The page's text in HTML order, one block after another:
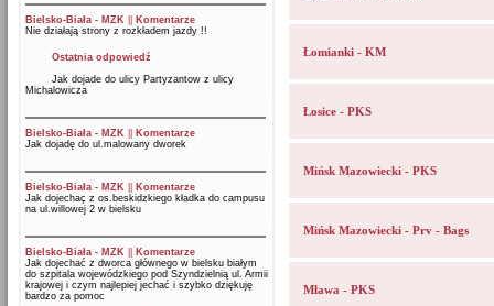
Bielsko-Biała - MZK
Komentarze
Nie działają strony z rozkładem jazdy !!
Ostatnia odpowiedź
Jak dojade do ulicy Partyzantow z ulicy
Michalowicza
Bielsko-Biała - MZK
Komentarze
Jak dojadę do ul.malowany dworek
Bielsko-Biała - MZK
Komentarze
Jak dojechaç z os.beskidzkiego kładka do campusu
na ul.willowej 2 w bielsku
Bielsko-Biała - MZK
Komentarze
Jak dojechać z dworca głównego w bielsku białym
do szpitala wojewódzkiego pod Szyndzielnią ul. Armii
krajowej i czym najlepiej jechać i szybko dziękuję
bardzo za pomoc
Łomianki - KM
Łosice - PKS
Mińsk Mazowiecki - PKS
Mińsk Mazowiecki - Prv - Bags
Mława - PKS